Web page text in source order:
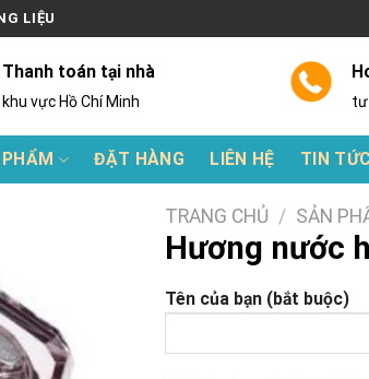
LIỆU
Thanh toán tại nhà
khu vực Hồ Chí Minh tư
ĐẶT HÀNG LIÊN HỆ TIN TỨC
TRANG CHỦ / SẢN
Hương nước
Tên của bạn (bắt buộc)